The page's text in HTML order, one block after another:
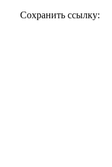
Сохранить ссылку: